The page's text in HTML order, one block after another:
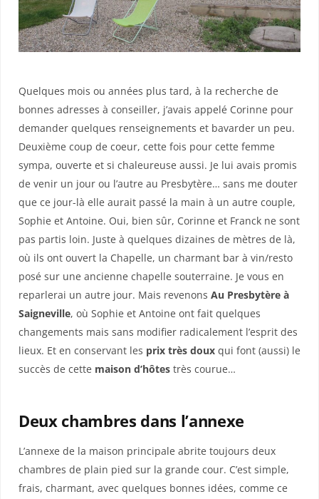
Quelques mois ou années plus tard, à la recherche de
bonnes adresses à conseiller, j’avais appelé Corinne pour
demander quelques renseignements et bavarder un peu.
Deuxième coup de coeur, cette fois pour cette femme
sympa, ouverte et si chaleureuse aussi. Je lui avais promis
de venir un jour ou l’autre au Presbytère… sans me douter
que ce jour-là elle aurait passé la main à un autre couple,
Sophie et Antoine. Oui, bien sûr, Corinne et Franck ne sont
pas partis loin. Juste à quelques dizaines de mètres de là,
où ils ont ouvert la Chapelle, un charmant bar à vin/resto
posé sur une ancienne chapelle souterraine. Je vous en
reparlerai un autre jour. Mais revenons Au Presbytère à
Saigneville, où Sophie et Antoine ont fait quelques
changements mais sans modifier radicalement l’esprit des
lieux. Et en conservant les prix très doux qui font (aussi) le
succès de cette maison d’hôtes très courue…
Deux chambres dans l’annexe
L’annexe de la maison principale abrite toujours deux
chambres de plain pied sur la grande cour. C’est simple,
frais, charmant, avec quelques bonnes idées, comme ce